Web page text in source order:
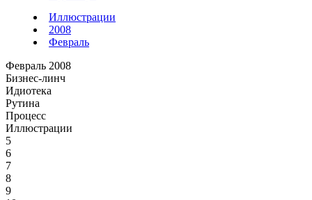
Иллюстрации
2008
Февраль
Февраль 2008
Бизнес-линч
Идиотека
Рутина
Процесс
Иллюстрации
5
6
7
8
9